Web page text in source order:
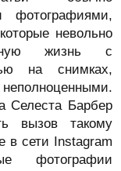
фотографиями,
невольно
жизнь с
на снимках,
Селеста Барбер
вызов такому
в сети Instagram
фотографии